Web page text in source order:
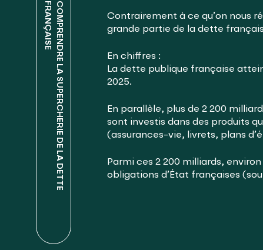
Contrairement à ce qu’on nous
grande partie de la dette
En chiffres :
La dette publique française
2025.
En parallèle, plus de 2 200
sont investis dans des produits
(assurances-vie, livrets, plans
Parmi ces 2 200 milliards,
obligations d’État françaises
C
O
M
P
R
E
N
D
R
E
L
A
S
U
P
E
R
C
H
E
R
I
E
D
E
L
A
D
E
T
T
E
F
R
A
N
Ç
A
I
S
E